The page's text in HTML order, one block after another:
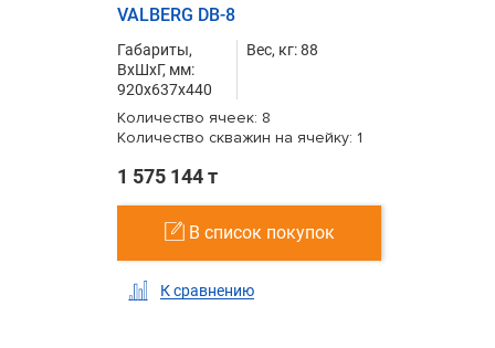
VALBERG DB-8
Габариты,
ВxШxГ, мм:
920x637x440
Вес, кг: 88
Количество ячеек: 8
Количество скважин на ячейку: 1
1 575 144 т
В список покупок
К сравнению